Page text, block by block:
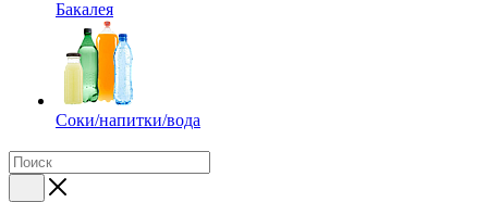
Бакалея
Соки/напитки/вода